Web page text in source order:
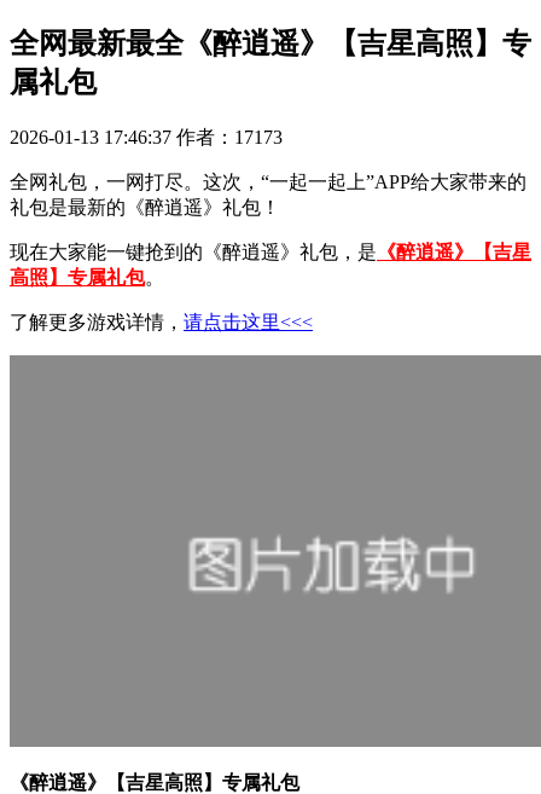
全网最新最全《醉逍遥》【吉星高照】专
属礼包
2026-01-13 17:46:37 作者：17173
全网礼包，一网打尽。这次，“一起一起上”APP给大家带来的
礼包是最新的《醉逍遥》礼包！
现在大家能一键抢到的《醉逍遥》礼包，是 《醉逍遥》【吉星
高照】专属礼包。
了解更多游戏详情， 请点击这里<<<
《醉逍遥》【吉星高照】专属礼包